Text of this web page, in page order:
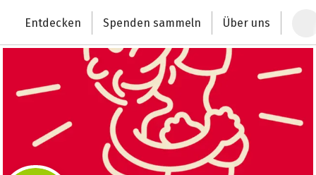
Deutschlands größte Spendenplattform
Entdecken Spenden sammeln Über uns